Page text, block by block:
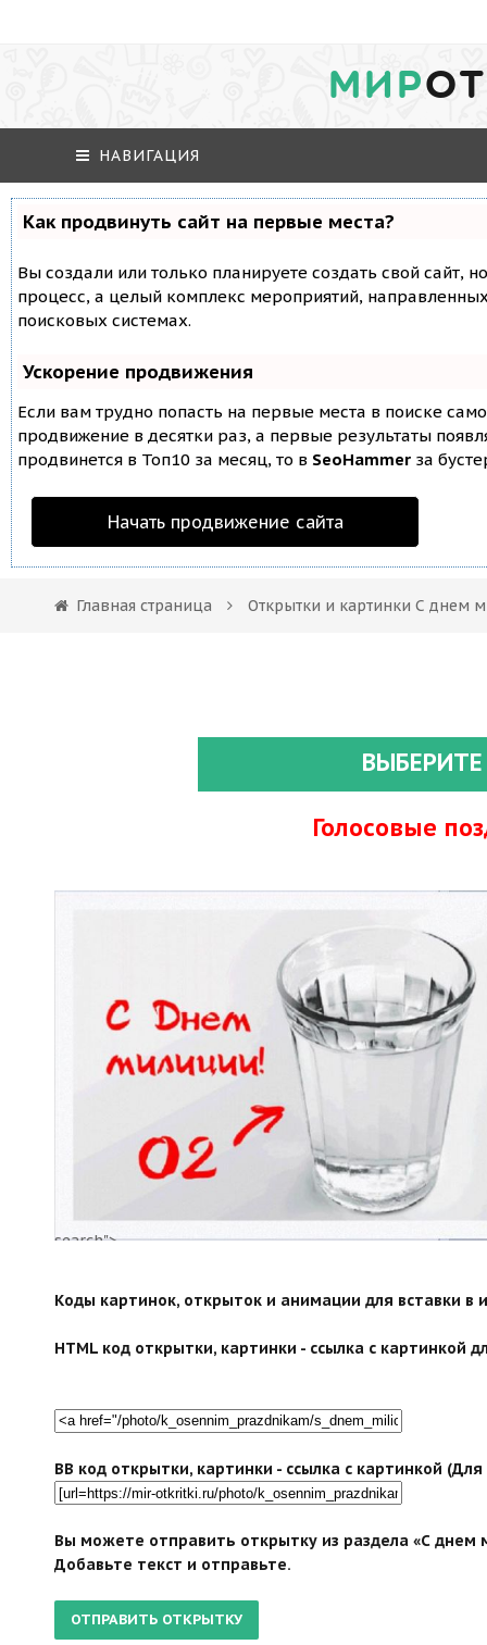
МИР
НАВИГАЦИЯ
Как продвинуть сайт на первые места?
Вы создали или только планируете создать свой сайт,
процесс, а целый комплекс мероприятий,
поисковых системах.
Ускорение продвижения
Если вам трудно попасть на первые места в поиске
продвижение в десятки раз, а первые результаты
продвинется в Топ10 за месяц, то в SeoHammer за
Начать продвижение сайта
Главная страница Открытки и картинки С днем
Голосовые
search">
Коды картинок, открыток и анимации для вставки в
HTML код открытки, картинки - ссылка с картинкой
BB код открытки, картинки - ссылка с картинкой
Вы можете отправить открытку из раздела «С днем
Добавьте текст и отправьте.